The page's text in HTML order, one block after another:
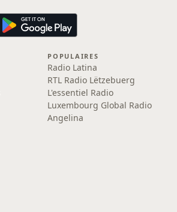
POPULAIRES
Radio Latina
RTL Radio Lëtzebuerg
L'essentiel Radio
Luxembourg Global Radio
Angelina